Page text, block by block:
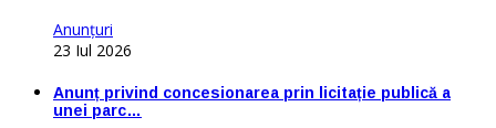
Anunţuri
23 Iul 2026
Anunț privind concesionarea prin licitație publică a
unei parc…